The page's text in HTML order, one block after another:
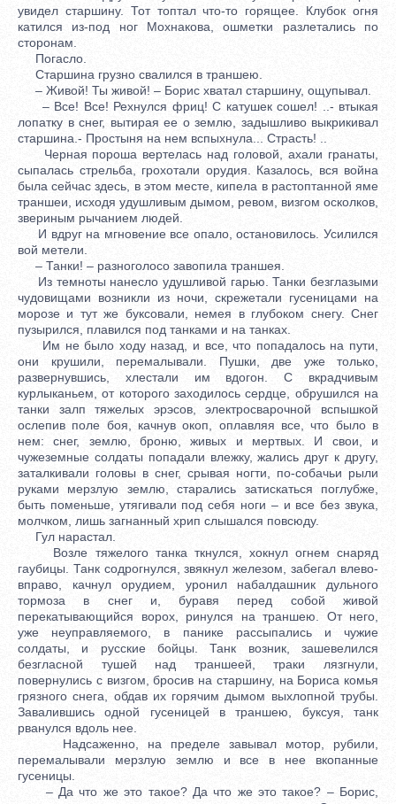
увидел старшину. Тот топтал что-то горящее. Клубок огня
катился из-под ног Мохнакова, ошметки разлетались по
сторонам.
Погасло.
Старшина грузно свалился в траншею.
– Живой! Ты живой! – Борис хватал старшину, ощупывал.
– Все! Все! Рехнулся фриц! С катушек сошел! ..- втыкая
лопатку в снег, вытирая ее о землю, задышливо выкрикивал
старшина.- Простыня на нем вспыхнула... Страсть! ..
Черная пороша вертелась над головой, ахали гранаты,
сыпалась стрельба, грохотали орудия. Казалось, вся война
была сейчас здесь, в этом месте, кипела в растоптанной яме
траншеи, исходя удушливым дымом, ревом, визгом осколков,
звериным рычанием людей.
И вдруг на мгновение все опало, остановилось. Усилился
вой метели.
– Танки! – разноголосо завопила траншея.
Из темноты нанесло удушливой гарью. Танки безглазыми
чудовищами возникли из ночи, скрежетали гусеницами на
морозе и тут же буксовали, немея в глубоком снегу. Снег
пузырился, плавился под танками и на танках.
Им не было ходу назад, и все, что попадалось на пути,
они крушили, перемалывали. Пушки, две уже только,
развернувшись, хлестали им вдогон. С вкрадчивым
курлыканьем, от которого заходилось сердце, обрушился на
танки залп тяжелых эрэсов, электросварочной вспышкой
ослепив поле боя, качнув окоп, оплавляя все, что было в
нем: снег, землю, броню, живых и мертвых. И свои, и
чужеземные солдаты попадали влежку, жались друг к другу,
заталкивали головы в снег, срывая ногти, по-собачьи рыли
руками мерзлую землю, старались затискаться поглубже,
быть поменьше, утягивали под себя ноги – и все без звука,
молчком, лишь загнанный хрип слышался повсюду.
Гул нарастал.
Возле тяжелого танка ткнулся, хокнул огнем снаряд
гаубицы. Танк содрогнулся, звякнул железом, забегал влево-
вправо, качнул орудием, уронил набалдашник дульного
тормоза в снег и, буравя перед собой живой
перекатывающийся ворох, ринулся на траншею. От него,
уже неуправляемого, в панике рассыпались и чужие
солдаты, и русские бойцы. Танк возник, зашевелился
безгласной тушей над траншеей, траки лязгнули,
повернулись с визгом, бросив на старшину, на Бориса комья
грязного снега, обдав их горячим дымом выхлопной трубы.
Завалившись одной гусеницей в траншею, буксуя, танк
рванулся вдоль нее.
Надсаженно, на пределе завывал мотор, рубили,
перемалывали мерзлую землю и все в нее вкопанные
гусеницы.
– Да что же это такое? Да что же это такое? – Борис,